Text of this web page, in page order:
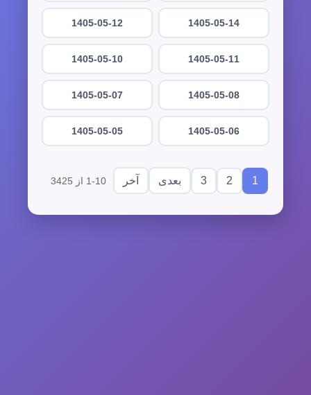
1405-05-14
1405-05-12
1405-05-11
1405-05-10
1405-05-08
1405-05-07
1405-05-06
1405-05-05
1
2
3 بعدی آخر 1-10 از 3425